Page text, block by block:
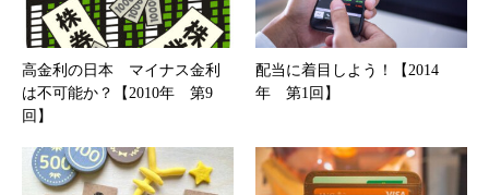
高金利の日本 マイナス金利
は不可能か？【2010年 第9
回】
配当に着目しよう！【2014
年 第1回】